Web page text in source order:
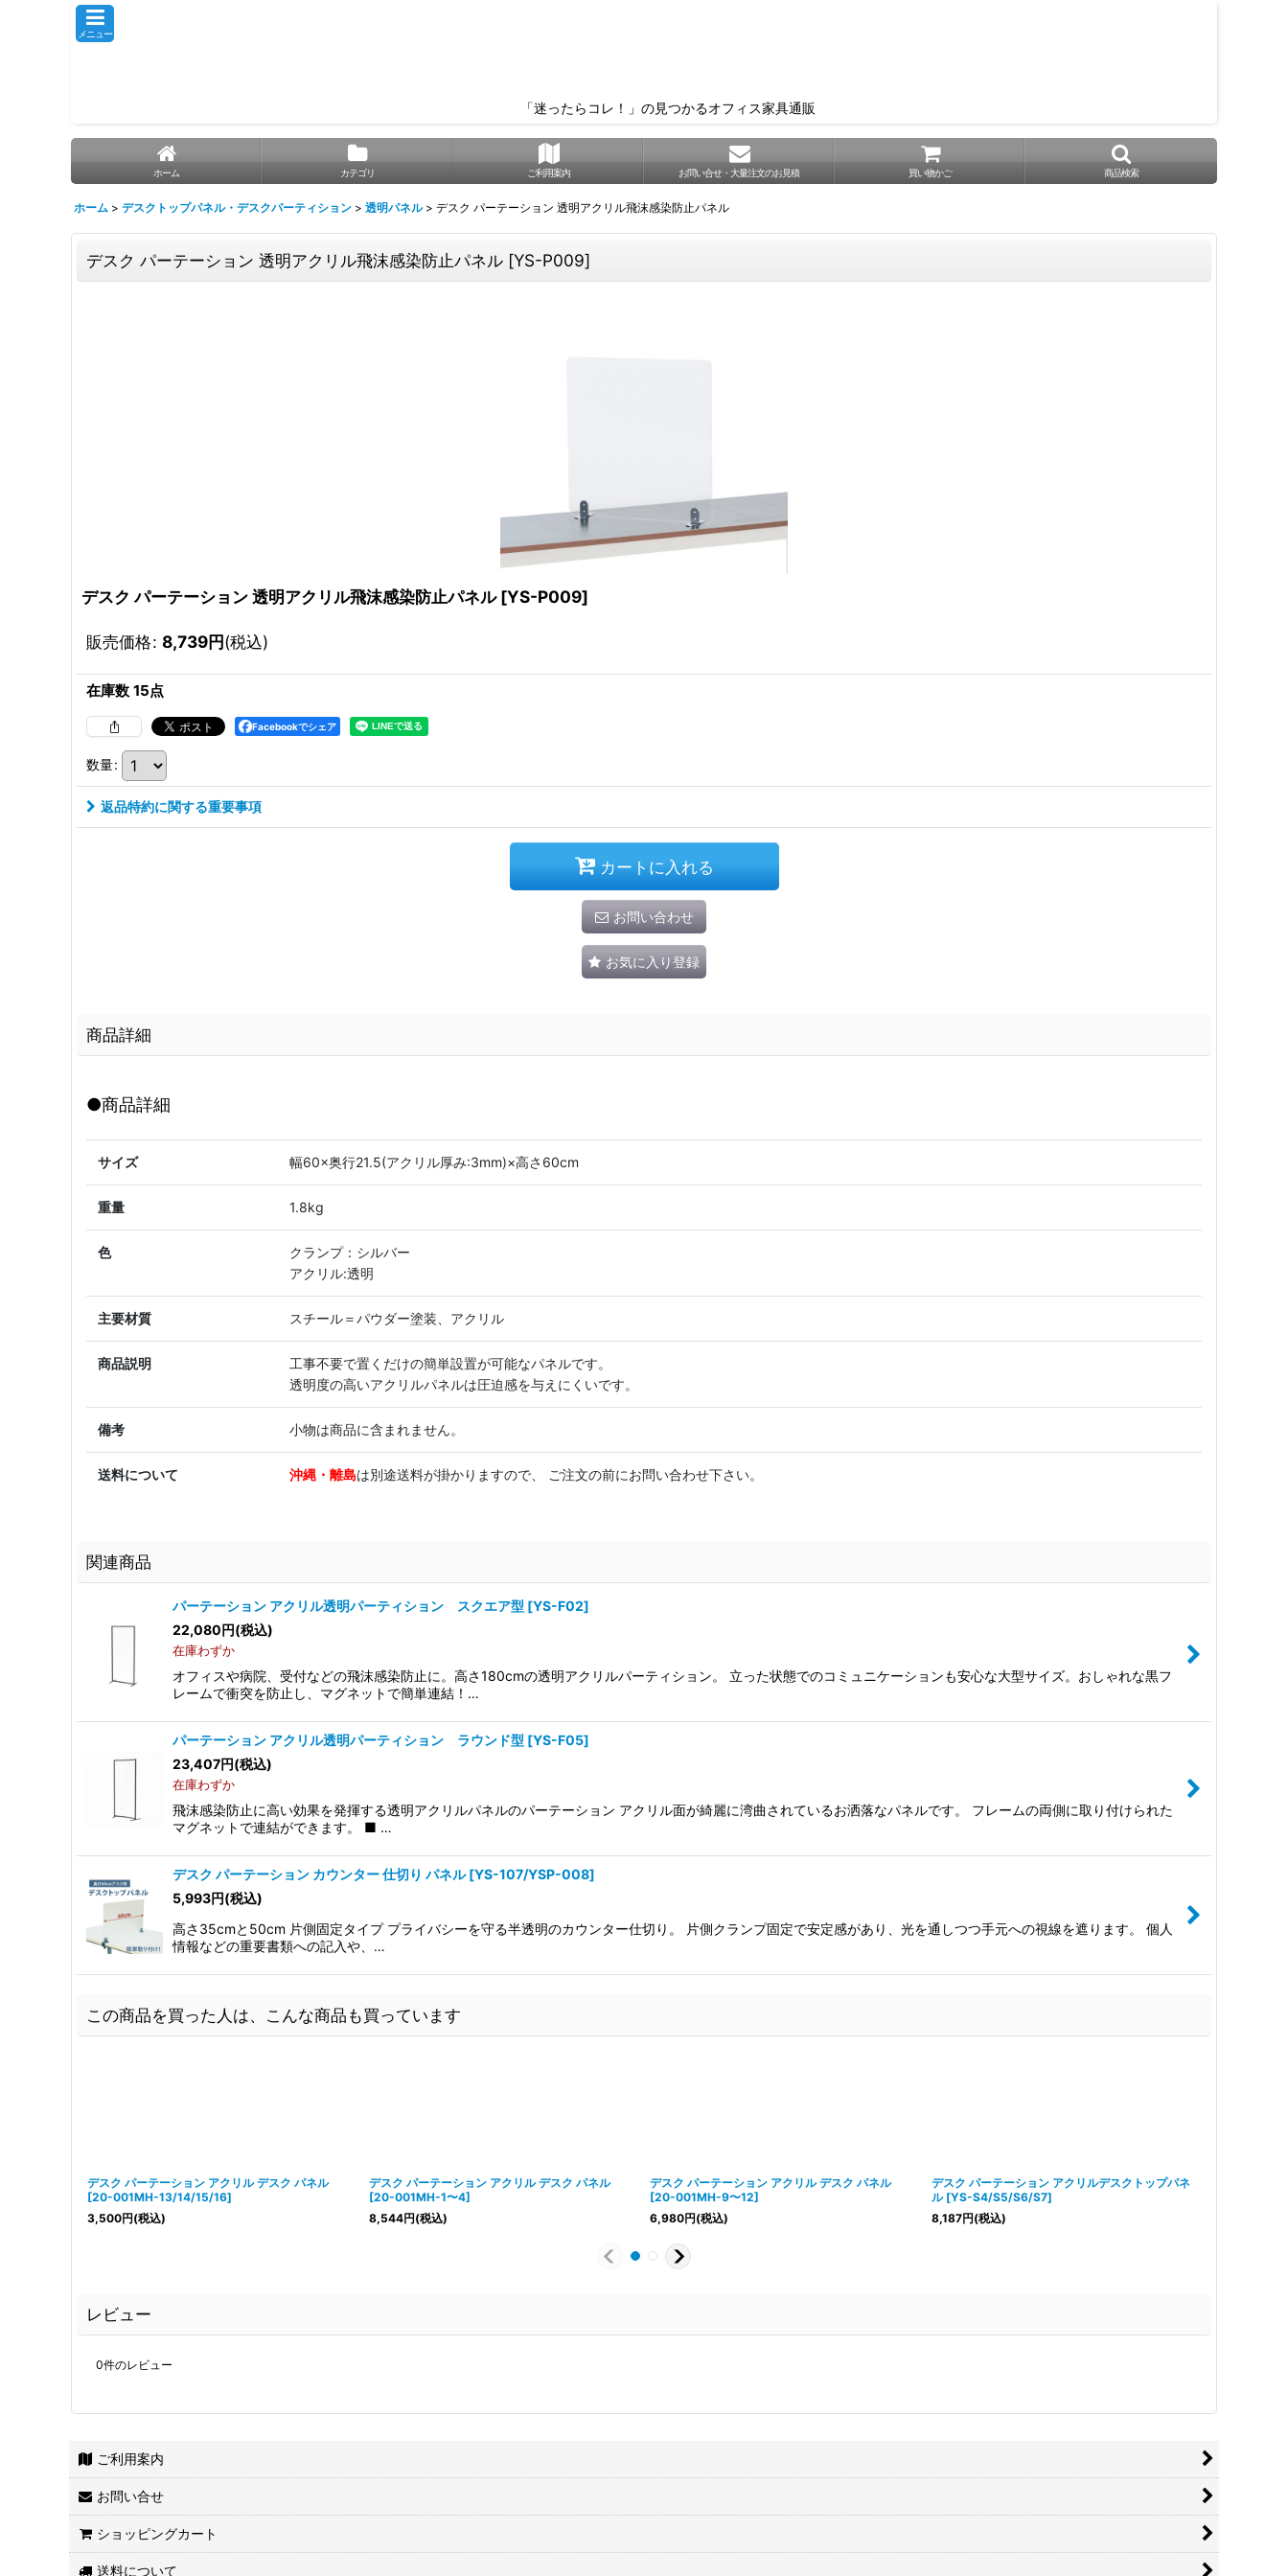
メニュー
「迷ったらコレ！」の見つかるオフィス家具通販
ホーム カテゴリ ご利用案内 お問い合せ・大量注文のお見積 買い物かご 商品検索
ホーム > デスクトップパネル・デスクパーティション > 透明パネル > デスク パーテーション 透明アクリル飛沫感染防止パネル
デスク パーテーション 透明アクリル飛沫感染防止パネル [YS-P009]
デスク パーテーション 透明アクリル飛沫感染防止パネル [YS-P009]
販売価格: 8,739円(税込)
在庫数 15点
Facebookでシェア
数量:
返品特約に関する重要事項
カートに入れる
お問い合わせ
お気に入り登録
商品詳細
●商品詳細
サイズ 幅60×奥行21.5(アクリル厚み:3mm)×高さ60cm
重量 1.8kg
色
クランプ：シルバー
アクリル:透明
主要材質 スチール＝パウダー塗装、アクリル
商品説明
工事不要で置くだけの簡単設置が可能なパネルです。
透明度の高いアクリルパネルは圧迫感を与えにくいです。
備考 小物は商品に含まれません。
送料について 沖縄・離島は別途送料が掛かりますので、 ご注文の前にお問い合わせ下さい。
関連商品
パーテーション アクリル透明パーティション スクエア型 [YS-F02]
22,080 円(税込)
在庫わずか
オフィスや病院、受付などの飛沫感染防止に。高さ180cmの透明アクリルパーティション。 立った状態でのコミュニケーションも安心な大型サイズ。おしゃれな黒フ
レームで衝突を防止し、マグネットで簡単連結！…
パーテーション アクリル透明パーティション ラウンド型 [YS-F05]
23,407円(税込)
在庫わずか
飛沫感染防止に高い効果を発揮する透明アクリルパネルのパーテーション アクリル面が綺麗に湾曲されているお洒落なパネルです。 フレームの両側に取り付けられた
マグネットで連結ができます。 ■ …
デスク パーテーション カウンター 仕切り パネル [YS-107/YSP-008]
5,993円(税込)
高さ35cmと50cm 片側固定タイプ プライバシーを守る半透明のカウンター仕切り。 片側クランプ固定で安定感があり、光を通しつつ手元への視線を遮ります。 個人
情報などの重要書類への記入や、…
この商品を買った人は、こんな商品も買っています
デスク パーテーション アクリル デスク パネル
[20-001MH-13/14/15/16]
3,500円(税込)
デスク パーテーション アクリル デスク パネル
[20-001MH-1〜4]
8,544円(税込)
デスク パーテーション アクリル デスク パネル
[20-001MH-9〜12]
6,980円(税込)
デスク パーテーション アクリルデスクトップパネ
ル [YS-S4/S5/S6/S7]
8,187円(税込)
レビュー
0件のレビュー
ご利用案内
お問い合せ
ショッピングカート
送料について